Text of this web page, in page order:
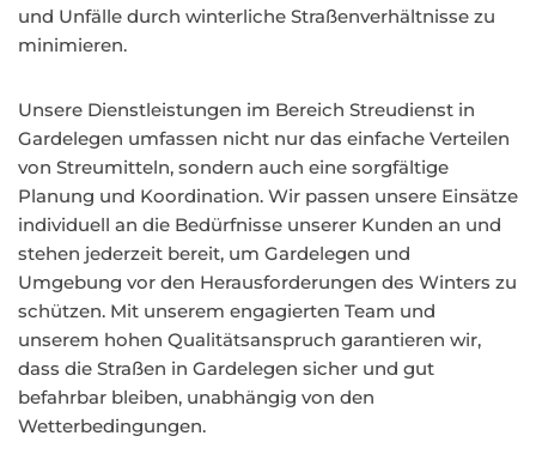
und Unfälle durch winterliche Straßenverhältnisse zu
minimieren.
Unsere Dienstleistungen im Bereich Streudienst in
Gardelegen umfassen nicht nur das einfache Verteilen
von Streumitteln, sondern auch eine sorgfältige
Planung und Koordination. Wir passen unsere Einsätze
individuell an die Bedürfnisse unserer Kunden an und
stehen jederzeit bereit, um Gardelegen und
Umgebung vor den Herausforderungen des Winters zu
schützen. Mit unserem engagierten Team und
unserem hohen Qualitätsanspruch garantieren wir,
dass die Straßen in Gardelegen sicher und gut
befahrbar bleiben, unabhängig von den
Wetterbedingungen.